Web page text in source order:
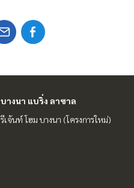
บางนา แบริ่ง ลาซาล
รีเจ้นท์ โฮม บางนา (โครงการใหม่)